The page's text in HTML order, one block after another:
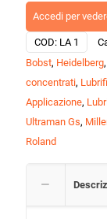
Accedi per
COD: LA 1
Bobst, Heidelberg,
concentrati,
Applicazione,
Ultraman Gs,
Roland